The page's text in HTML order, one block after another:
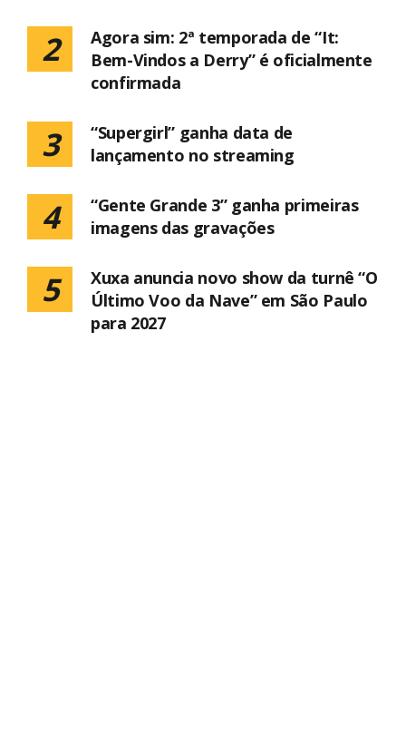
2
Agora sim: 2ª temporada de “It:
Bem-Vindos a Derry” é oficialmente
confirmada
3
“Supergirl” ganha data de
lançamento no streaming
4
“Gente Grande 3” ganha primeiras
imagens das gravações
5
Xuxa anuncia novo show da turnê “O
Último Voo da Nave” em São Paulo
para 2027